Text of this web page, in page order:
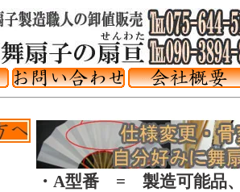
・A型番 = 製造可能品